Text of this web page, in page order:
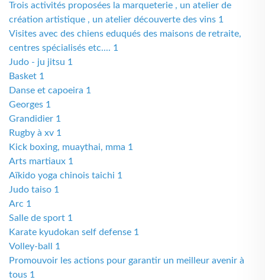
Trois activités proposées la marqueterie , un atelier de
création artistique , un atelier découverte des vins 1
Visites avec des chiens eduqués des maisons de retraite,
centres spécialisés etc.... 1
Judo - ju jitsu 1
Basket 1
Danse et capoeira 1
Georges 1
Grandidier 1
Rugby à xv 1
Kick boxing, muaythai, mma 1
Arts martiaux 1
Aïkido yoga chinois taichi 1
Judo taiso 1
Arc 1
Salle de sport 1
Karate kyudokan self defense 1
Volley-ball 1
Promouvoir les actions pour garantir un meilleur avenir à
tous 1